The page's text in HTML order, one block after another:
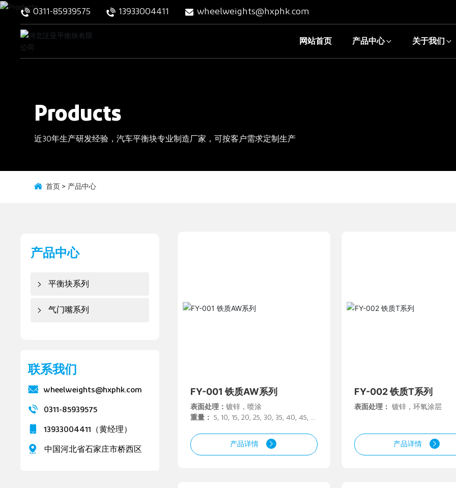
0311-85939575 13933004411 wheelweights@hxphk.com
网站首页 产品中心 关于我们
Products
近30年生产研发经验，汽车平衡块专业制造厂家，可按客户需求定制生产
首页 产品中心
产品中心
平衡块系列
气门嘴系列
联系我们
wheelweights@hxphk.com
0311-85939575
13933004411 （黄经理）
中国河北省石家庄市桥西区
FY-001 铁质AW系列
表面处理：镀锌，喷涂
重量：
5, 10, 15, 20, 25, 30, 35, 40, 45, 5
产品详情
FY-002 铁质T系列
表面处理： 镀锌，环氧涂层
产品详情